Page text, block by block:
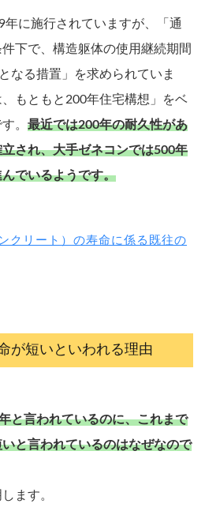
に施行されていますが、「通
下で、構造躯体の使用継続期間
なる措置」を求められていま
もともと200年住宅構想」をベ
。 最近では200年の耐久性があ
され、大手ゼネコンでは500年
でいるようです。
クリート）の寿命に係る既往の
が短いといわれる理由
と言われているのに、これまで
と言われているのはなぜなので
ます。